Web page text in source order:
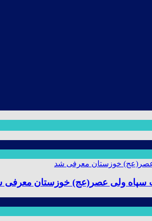
سپاه ولی عصر(عج) خوزستان معرفی